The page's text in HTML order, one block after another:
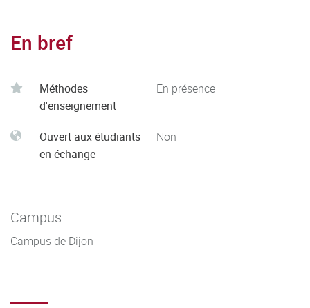
En bref
Méthodes
d'enseignement
En présence
Ouvert aux étudiants
en échange
Non
Campus
Campus de Dijon